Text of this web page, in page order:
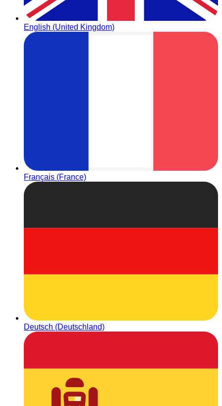
English (United Kingdom)
Français (France)
Deutsch (Deutschland)